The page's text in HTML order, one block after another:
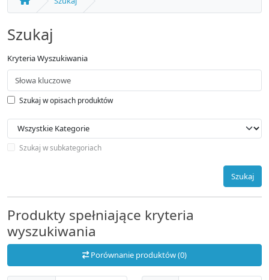
Szukaj
Kryteria Wyszukiwania
Szukaj w opisach produktów
Szukaj w subkategoriach
Szukaj
Produkty spełniające kryteria
wyszukiwania
Porównanie produktów (0)